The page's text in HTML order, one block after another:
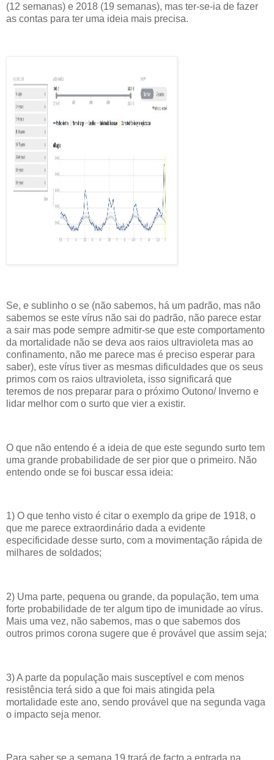
(12 semanas) e 2018 (19 semanas), mas ter-se-ia de fazer
as contas para ter uma ideia mais precisa.
Se, e sublinho o se (não sabemos, há um padrão, mas não
sabemos se este vírus não sai do padrão, não parece estar
a sair mas pode sempre admitir-se que este comportamento
da mortalidade não se deva aos raios ultravioleta mas ao
confinamento, não me parece mas é preciso esperar para
saber), este vírus tiver as mesmas dificuldades que os seus
primos com os raios ultravioleta, isso significará que
teremos de nos preparar para o próximo Outono/ Inverno e
lidar melhor com o surto que vier a existir.
O que não entendo é a ideia de que este segundo surto tem
uma grande probabilidade de ser pior que o primeiro. Não
entendo onde se foi buscar essa ideia:
1) O que tenho visto é citar o exemplo da gripe de 1918, o
que me parece extraordinário dada a evidente
especificidade desse surto, com a movimentação rápida de
milhares de soldados;
2) Uma parte, pequena ou grande, da população, tem uma
forte probabilidade de ter algum tipo de imunidade ao vírus.
Mais uma vez, não sabemos, mas o que sabemos dos
outros primos corona sugere que é provável que assim seja;
3) A parte da população mais susceptível e com menos
resistência terá sido a que foi mais atingida pela
mortalidade este ano, sendo provável que na segunda vaga
o impacto seja menor.